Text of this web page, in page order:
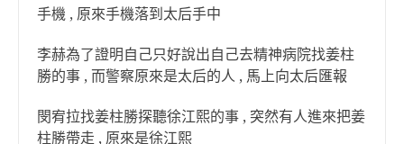
手機 , 原來手機落到太后手中
李赫為了證明自己只好說出自己去精神病院找姜柱
勝的事 , 而警察原來是太后的人 , 馬上向太后匯報
閔宥拉找姜柱勝探聽徐江熙的事 , 突然有人進來把姜
柱勝帶走 , 原來是徐江熙